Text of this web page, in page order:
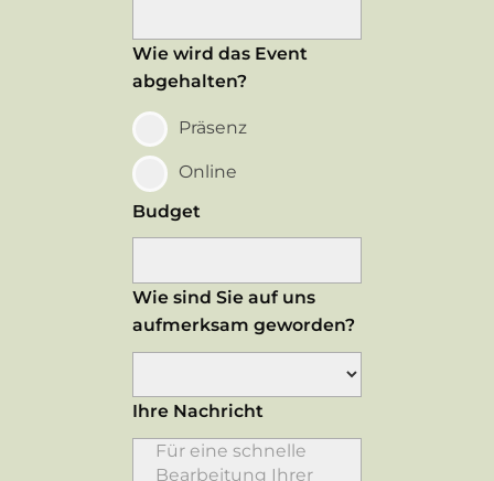
Wie wird das Event
abgehalten?
Präsenz
Online
Budget
Wie sind Sie auf uns
aufmerksam geworden?
Ihre Nachricht